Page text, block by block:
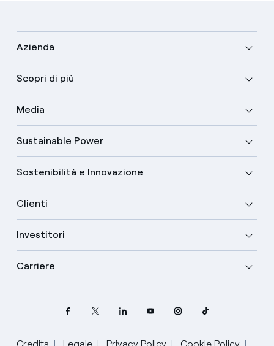
Azienda
Scopri di più
Media
Sustainable Power
Sostenibilità e Innovazione
Clienti
Investitori
Carriere